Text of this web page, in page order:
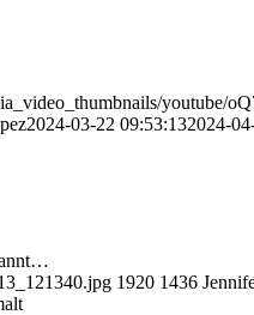
youtube/
2024-03-22 09:53:132024-
1920 1436